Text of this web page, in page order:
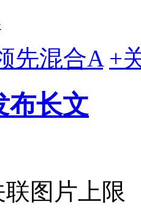
先混合A +
布长文
图片上限